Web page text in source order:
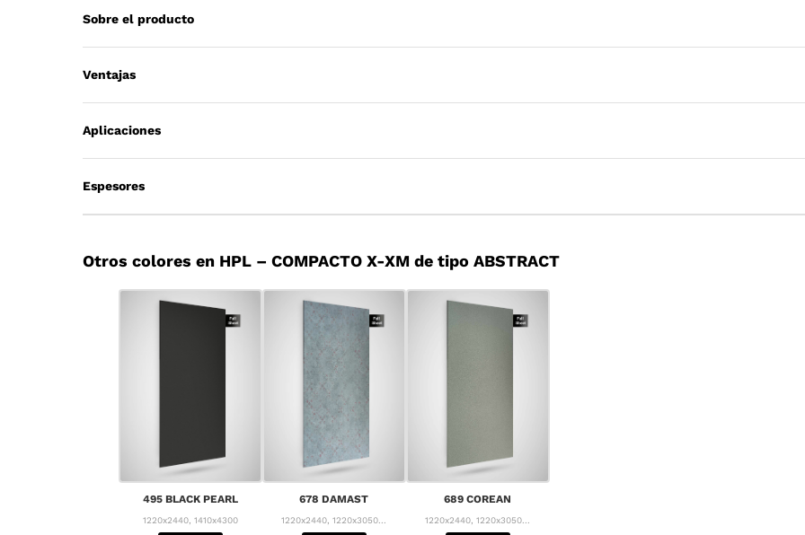
Sobre el producto
Ventajas
Aplicaciones
Espesores
Otros colores en HPL – COMPACTO X-XM de tipo ABSTRACT
495 BLACK PEARL
1220x2440, 1410x4300
678 DAMAST
1220x2440, 1220x3050...
689 COREAN
1220x2440, 1220x3050...